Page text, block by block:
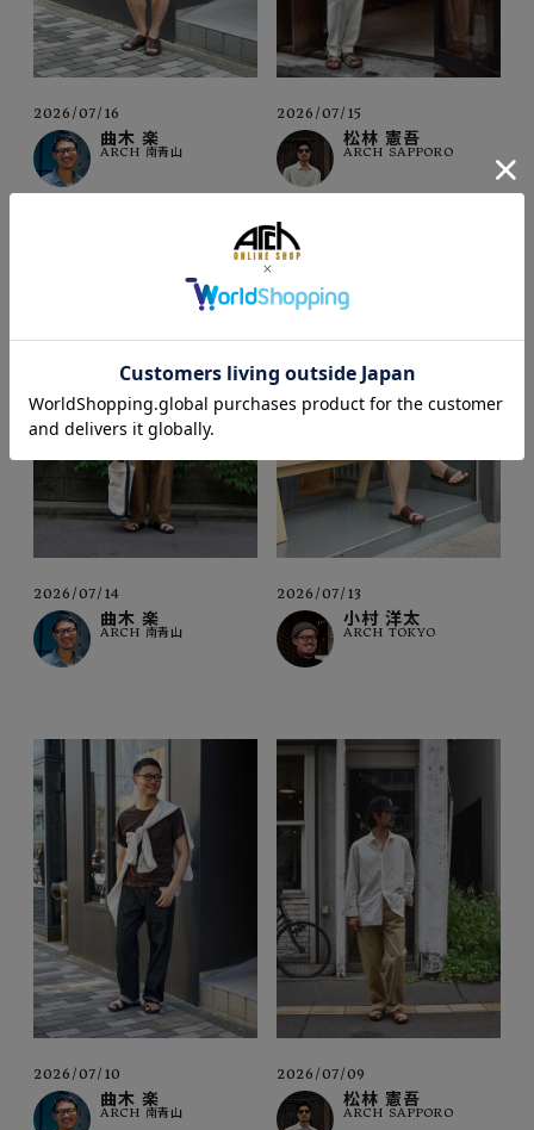
2026/07/16
曲木 楽
ARCH 南青山
2026/07/15
松林 憲吾
ARCH SAPPORO
2026/07/14
曲木 楽
ARCH 南青山
2026/07/13
小村 洋太
ARCH TOKYO
2026/07/10
曲木 楽
ARCH 南青山
2026/07/09
松林 憲吾
ARCH SAPPORO